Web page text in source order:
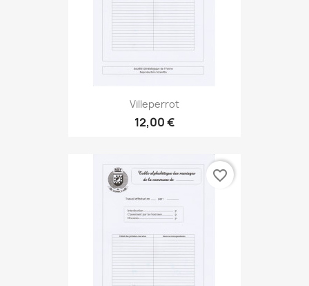
Villeperrot
12,00 €
favorite_border